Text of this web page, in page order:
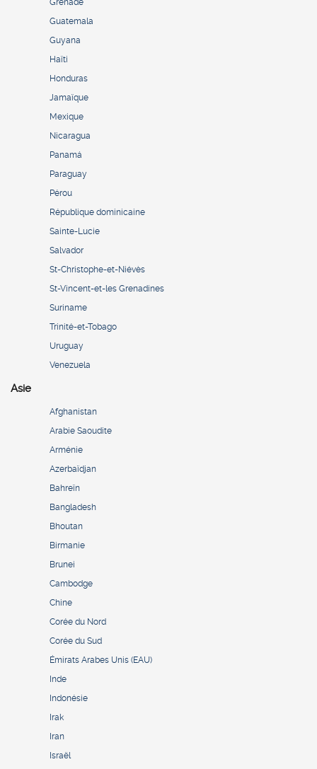
Grenade
Guatemala
Guyana
Haïti
Honduras
Jamaïque
Mexique
Nicaragua
Panamá
Paraguay
Pérou
République dominicaine
Sainte-Lucie
Salvador
St-Christophe-et-Niévès
St-Vincent-et-les Grenadines
Suriname
Trinité-et-Tobago
Uruguay
Venezuela
Asie
Afghanistan
Arabie Saoudite
Arménie
Azerbaïdjan
Bahreïn
Bangladesh
Bhoutan
Birmanie
Brunei
Cambodge
Chine
Corée du Nord
Corée du Sud
Émirats Arabes Unis (EAU)
Inde
Indonésie
Irak
Iran
Israël